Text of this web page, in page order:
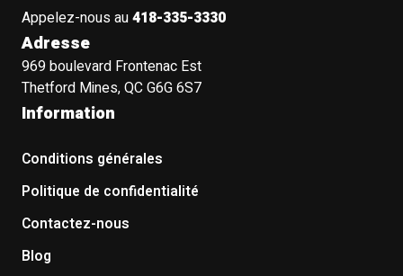
Appelez-nous au418-335-3330
Adresse
969 boulevard Frontenac Est
Thetford Mines, QC G6G 6S7
Information
Conditions générales
Politique de confidentialité
Contactez-nous
Blog